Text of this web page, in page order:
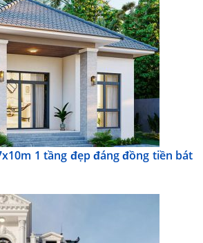
1 tầng đẹp đáng đồng tiền bát